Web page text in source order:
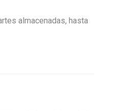
almacenadas, hasta